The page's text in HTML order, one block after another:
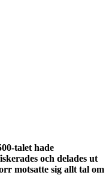
talet hade
och delades ut
motsatte sig allt tal om